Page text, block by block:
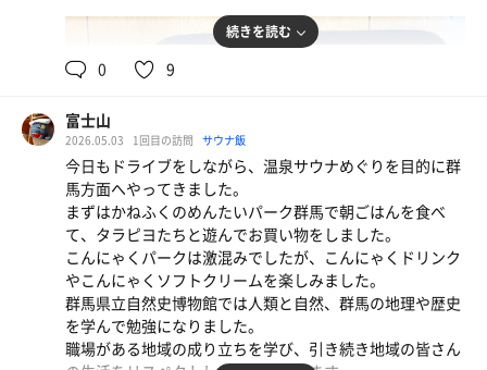
続きを読む
0 9
富士山
2026.05.03 1回目の訪問 サウナ飯
今日もドライブをしながら、温泉サウナめぐりを目的に群
馬方面へやってきました。
まずはかねふくのめんたいパーク群馬で朝ごはんを食べ
て、タラピヨたちと遊んでお買い物をしました。
こんにゃくパークは激混みでしたが、こんにゃくドリンク
やこんにゃくソフトクリームを楽しみました。
群馬県立自然史博物館では人類と自然、群馬の地理や歴史
を学んで勉強になりました。
職場がある地域の成り立ちを学び、引き続き地域の皆さん